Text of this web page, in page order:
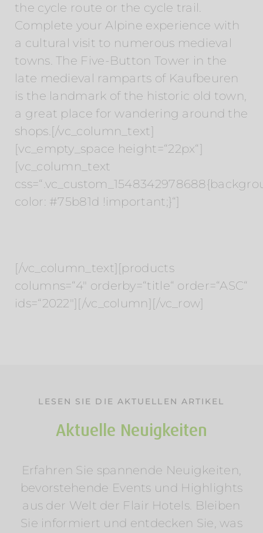
the cycle route or the cycle trail.
Complete your Alpine experience with
a cultural visit to numerous medieval
towns. The Five-Button Tower in the
late medieval ramparts of Kaufbeuren
is the landmark of the historic old town,
a great place for wandering around the
shops.[/vc_column_text]
[vc_empty_space height=“22px“]
[vc_column_text
color: #75b81d !important;}“]
[/vc_column_text][products
columns=“4″ orderby=“title“ order=“ASC“
ids=“2022″][/vc_column][/vc_row]
LESEN SIE DIE AKTUELLEN ARTIKEL
Aktuelle Neuigkeiten
Erfahren Sie spannende Neuigkeiten,
bevorstehende Events und Highlights
aus der Welt der Flair Hotels. Bleiben
Sie informiert und entdecken Sie, was
Sommerurlaub am Wasser: Mosel &
Wörthersee entdecken
Am Rosenhügel Am Wasser
Am Wörthersee
Österreich
Radfahren Regionen Wellness